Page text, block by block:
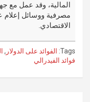
المالية، وقد عمل مع
مصرفية ووسائل إعلام
الاقتصادي.
Tags: الفوائد على الدولار ,
فوائد الفيدرالي